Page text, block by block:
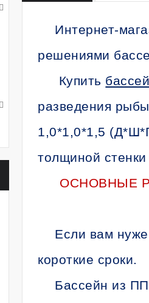
Интернет-
решениями
Купить
разведения
1,0*1,0*1,5
толщиной
ОСНОВНЫЕ
Если вам
короткие сроки.
Бассейн из